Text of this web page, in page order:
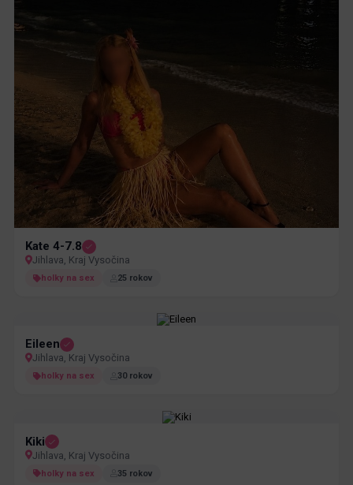
Kate 4-7.8
Jihlava, Kraj Vysočina
holky na sex 25 rokov
Eileen
Jihlava, Kraj Vysočina
holky na sex 30 rokov
Kiki
Jihlava, Kraj Vysočina
holky na sex 35 rokov